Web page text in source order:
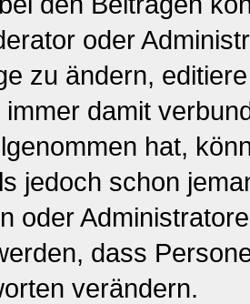
oder
zu ändern,
damit
hat,
jedoch schon
oder
dass
verändern.